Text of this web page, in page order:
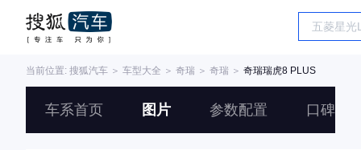
当前位置: 搜狐汽车 ＞ 车型大全 ＞ 奇瑞 ＞ 奇瑞 ＞ 奇瑞瑞虎8 PLUS
车系首页 图片 参数配置 口碑